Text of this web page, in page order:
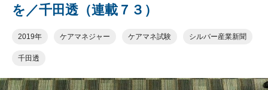
を／千田透（連載７３）
2019年 ケアマネジャー ケアマネ試験 シルバー産業新聞
千田透